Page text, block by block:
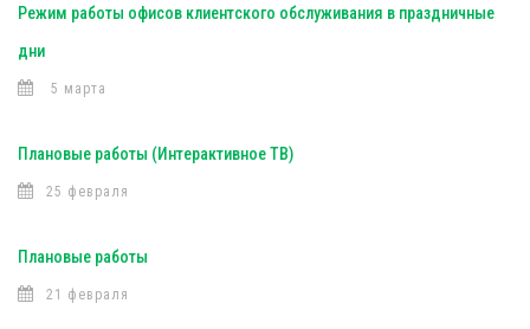
Режим работы офисов клиентского обслуживания в праздничные
дни
5 марта
Плановые работы (Интерактивное ТВ)
25 февраля
Плановые работы
21 февраля